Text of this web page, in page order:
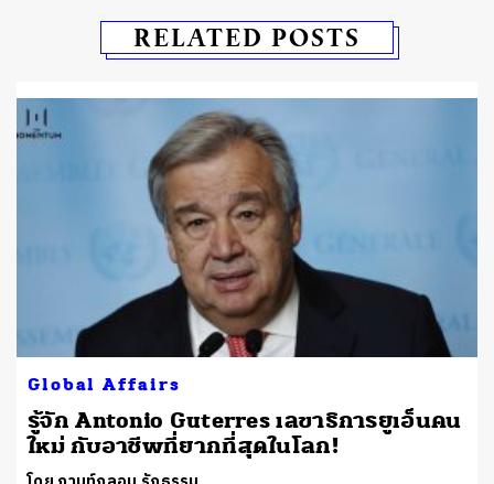
RELATED POSTS
Global Affairs
รู้จัก Antonio Guterres เลขาธิการยูเอ็นคน
ใหม่ กับอาชีพที่ยากที่สุดในโลก!